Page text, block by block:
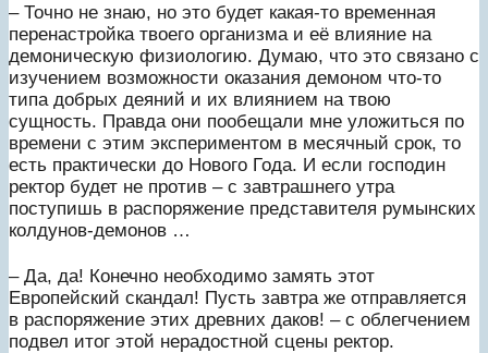
– Точно не знаю, но это будет какая-то временная
перенастройка твоего организма и её влияние на
демоническую физиологию. Думаю, что это связано с
изучением возможности оказания демоном что-то
типа добрых деяний и их влиянием на твою
сущность. Правда они пообещали мне уложиться по
времени с этим экспериментом в месячный срок, то
есть практически до Нового Года. И если господин
ректор будет не против – с завтрашнего утра
поступишь в распоряжение представителя румынских
колдунов-демонов …
– Да, да! Конечно необходимо замять этот
Европейский скандал! Пусть завтра же отправляется
в распоряжение этих древних даков! – с облегчением
подвел итог этой нерадостной сцены ректор.